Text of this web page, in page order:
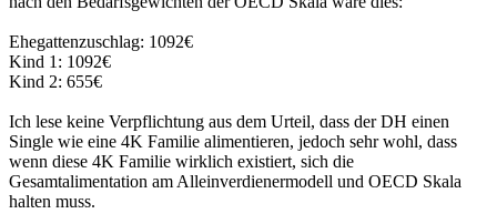
Ehegattenzuschlag: 1092€
Kind 1: 1092€
Kind 2: 655€
Ich lese keine Verpflichtung aus dem Urteil, dass der DH einen
Single wie eine 4K Familie alimentieren, jedoch sehr wohl, dass
wenn diese 4K Familie wirklich existiert, sich die
Gesamtalimentation am Alleinverdienermodell und OECD Skala
halten muss.